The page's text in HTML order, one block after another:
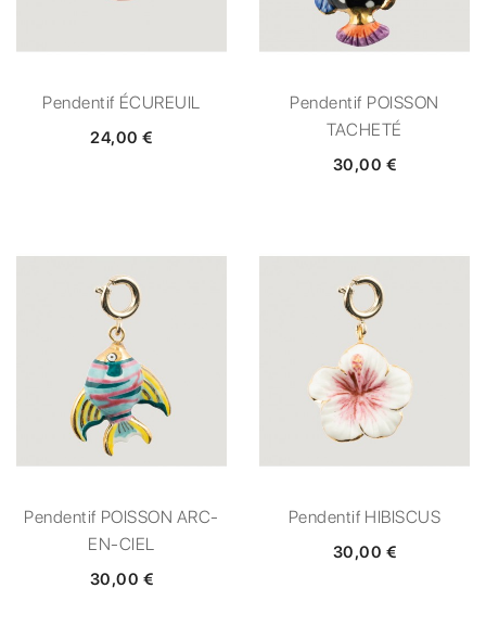
Pendentif ÉCUREUIL
24,00 €
Pendentif POISSON
TACHETÉ
30,00 €
Pendentif POISSON ARC-
EN-CIEL
30,00 €
Pendentif HIBISCUS
30,00 €